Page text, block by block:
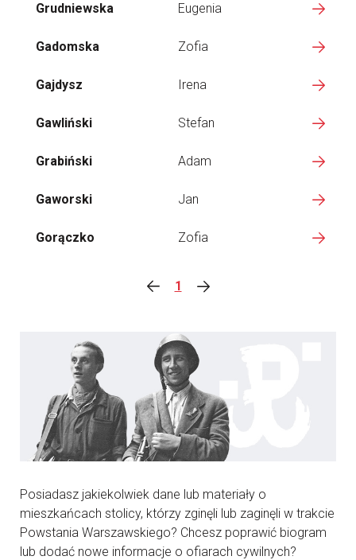
Grudniewska Eugenia
Gadomska Zofia
Gajdysz Irena
Gawliński Stefan
Grabiński Adam
Gaworski Jan
Gorączko Zofia
1
Posiadasz jakiekolwiek dane lub materiały o
mieszkańcach stolicy, którzy zginęli lub zaginęli w trakcie
Powstania Warszawskiego? Chcesz poprawić biogram
lub dodać nowe informacje o ofiarach cywilnych?